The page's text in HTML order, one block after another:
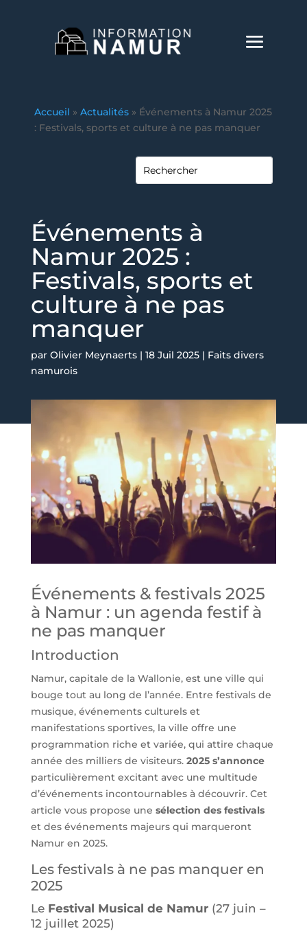
Accueil » Actualités » Événements à Namur 2025
: Festivals, sports et culture à ne pas manquer
Événements à
Namur 2025 :
Festivals, sports et
culture à ne pas
manquer
par Olivier Meynaerts| 18 Juil 2025| Faits divers
namurois
Événements & festivals 2025
à Namur : un agenda festif à
ne pas manquer
Introduction
Namur, capitale de la Wallonie, est une ville qui
bouge tout au long de l’année. Entre festivals de
musique, événements culturels et
manifestations sportives, la ville offre une
programmation riche et variée, qui attire chaque
année des milliers de visiteurs. 2025 s’annonce
particulièrement excitant avec une multitude
d’événements incontournables à découvrir. Cet
article vous propose une sélection des festivals
et des événements majeurs qui marqueront
Namur en 2025.
Les festivals à ne pas manquer en
2025
Le Festival Musical de Namur(27 juin –
12 juillet 2025)